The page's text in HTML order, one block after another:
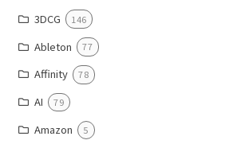
3DCG 146
Ableton 77
Affinity 78
AI 79
Amazon 5